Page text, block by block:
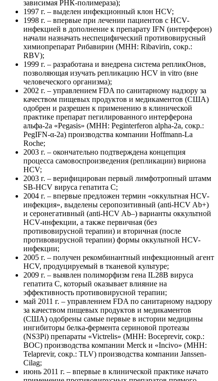
зависимая РНК-полимераза);
1997 г. – выделен инфекционный клон НСV;
1998 г. – впервые при лечении пациентов с HCV-
инфекцией в дополнение к препарату IFN (интерферон)
начали назначать неспецифический противовирусный
химиопрепарат Рибавирин (MHH: Ribavirin, сокр.:
RBV);
1999 г. – разработана и внедрена система репликОнов,
позволяющая изучать репликацию HCV in vitro (вне
человеческого организма);
2002 г. – управлением FDA по санитарному надзору за
качеством пищевых продуктов и медикаментов (США)
одобрен и разрешен к применению в клинической
практике препарат пегилированного интерферона
альфа-2а «Pegasis» (MHH: Peginterferon alpha-2a, сокр.:
PegIFN-α-2a) производства компании Hoffmann-La
Roche;
2003 г. – окончательно подтверждена концепция
процесса самовоспроизведения (репликации) вириона
HCV;
2003 г. – верифицирован первый лимфотропный штамм
SB-HCV вируса гепатита С;
2004 г. – впервые предложен термин «оккультная HCV-
инфекция», выделены серопозитивный (anti-HCV Ab+)
и серонегативный (anti-HCV Ab–) варианты оккультной
HCV-инфекции, а также первичная (без
противовирусной терапии) и вторичная (после
противовирусной терапии) формы оккультной НСV-
инфекции;
2005 г. – получен рекомбинантный инфекционный агент
HCV, продуцируемый в тканевой культуре;
2009 г. – выявлен полиморфизм гена IL28B вируса
гепатита С, который оказывает влияние на
эффективность противовирусной терапии;
май 2011 г. – управлением FDA по санитарному надзору
за качеством пищевых продуктов и медикаментов
(США) одобрены самые первые в истории медицины
ингибиторы белка-фермента сериновой протеазы
(NS3Pi) препараты «Victrelis» (MHH: Boceprevir, сокр.:
BOC) производства компании Merck и «Incivo» (MHH:
Telaprevir, сокр.: TLV) производства компании Janssen-
Cilag;
июнь 2011 г. – впервые в клинической практике начато